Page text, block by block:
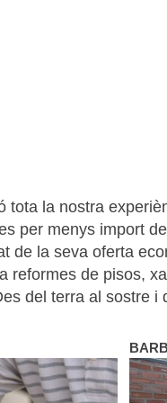
tota la nostra
per menys import
de la seva oferta
reformes de pisos,
del terra al sostre i